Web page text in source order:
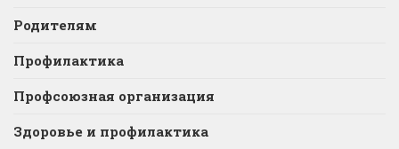
Родителям
Профилактика
Профсоюзная организация
Здоровье и профилактика